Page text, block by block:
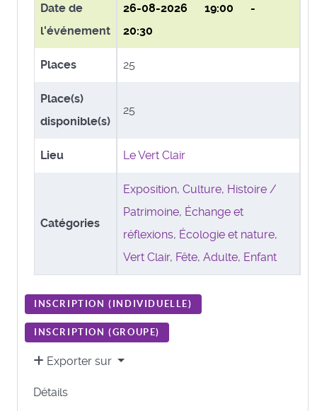
Date de
l'événement
26-08-2026 19:00 -
20:30
Places 25
Place(s)
disponible(s)
25
Lieu Le Vert Clair
Catégories
Exposition, Culture, Histoire /
Patrimoine, Échange et
réflexions, Écologie et nature,
Vert Clair, Fête, Adulte, Enfant
INSCRIPTION ( INDIVIDUELLE)
INSCRIPTION (GROUPE)
Exporter sur
Détails